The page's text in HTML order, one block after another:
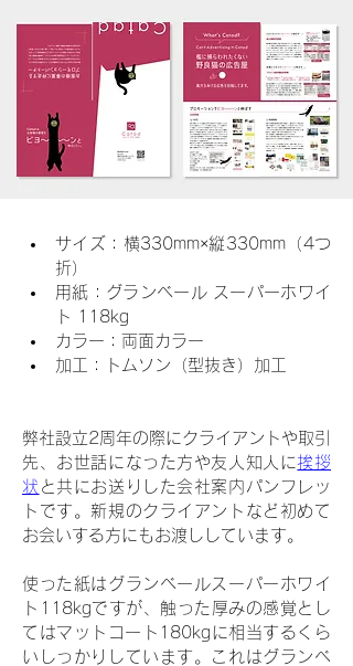
サイズ： 横330mm×縦330mm（4つ
折）
用紙： グランベール スーパーホワイ
ト 118kg
カラー：両面カラー
加工：トムソン（型抜き）加工
弊社設立2周年の際にクライアントや取引
先、お世話になった方や友人知人に挨拶
状 と共にお送りした会社案内パンフレッ
トです。新規のクライアントなど初めて
お会いする方にもお渡ししています。
使った紙はグランベールスーパーホワイ
ト118kgですが、触った厚みの感覚とし
てはマットコート180kgに相当するくら
いしっかりしています。これはグランベ